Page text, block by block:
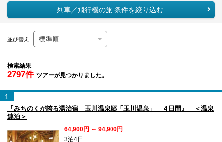
列車／飛行機の旅 条件を絞り込む
並び替え
検索結果
2797件 ツアーが見つかりました。
1
『みちのくが誇る湯治宿 玉川温泉郷「玉川温泉」 ４日間』 ＜温泉
連泊＞
64,900円 ～ 94,900円
3泊4日